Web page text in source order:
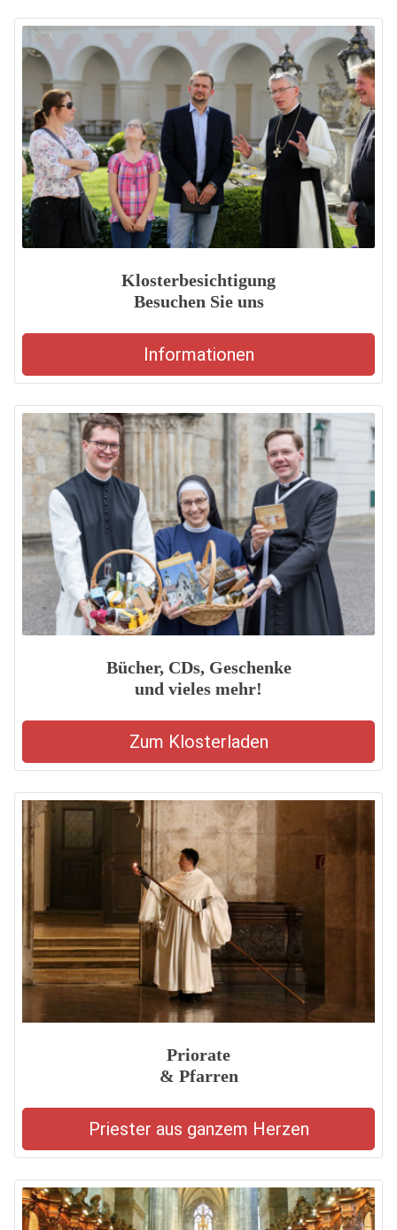
Klosterbesichtigung
Besuchen Sie uns
Informationen
Bücher, CDs, Geschenke
und vieles mehr!
Zum Klosterladen
Priorate
& Pfarren
Priester aus ganzem Herzen